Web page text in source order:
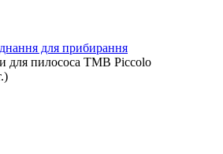
для прибирання
для пилососа TMB Piccolo